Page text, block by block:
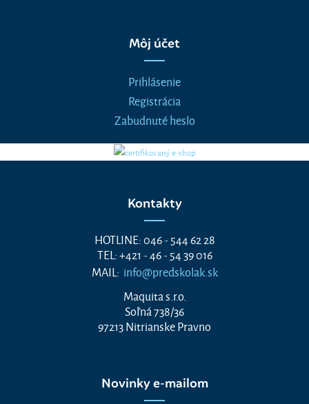
Môj účet
Prihlásenie
Registrácia
Zabudnuté heslo
Kontakty
HOTLINE: 046 - 544 62 28
TEL: +421 - 46 - 54 39 016
MAIL: info@predskolak.sk
Maquita s.r.o.
Soľná 738/36
97213 Nitrianske Pravno
Novinky e-mailom